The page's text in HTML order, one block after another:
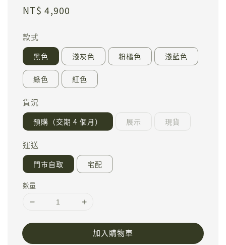
Regular
NT$ 4,900
款式
黑色 淺灰色 粉橘色 淺藍色
綠色 紅色
貨況
預購（交期 4 個月） 展示 現貨
運送
門市自取 宅配
數量
加入購物車